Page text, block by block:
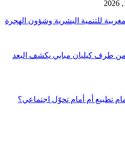
للتنمية البشرية وشؤون الهجرة
طرف كيليان مبابي يكشف البعد
تطبيع أم أمام تحوّل اجتماعي؟